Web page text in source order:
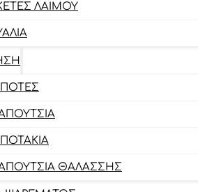
ΛΑΊΜΟΥ
ΘΑΛΆΣΣΗΣ